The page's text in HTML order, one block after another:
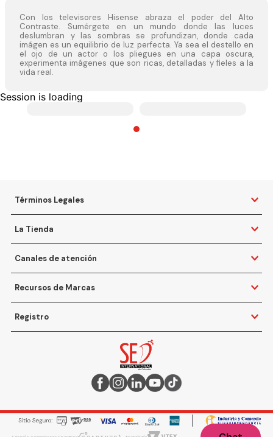
Con los televisores Hisense abraza el poder del Alto
Contraste. Sumérgete en un mundo donde las luces
deslumbran y las sombras se profundizan, donde cada
imágen es un equilibrio de luz perfecta. Ya sea el destello en
el ojo de un actor o los pliegues en una capa oscura,
experimenta imágenes que son ricas, detalladas y fieles a la
vida real.
Session is loading
Términos Legales
La Tienda
Canales de atención
Recursos de Marcas
Registro